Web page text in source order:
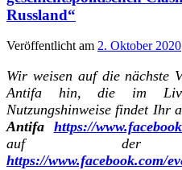
Russland“
Veröffentlicht am 2. Oktober 2020
Wir weisen auf die nächste
Antifa hin, die im
Nutzungshinweise findet Ihr
Antifa https://
auf der
https://www.facebook.com/